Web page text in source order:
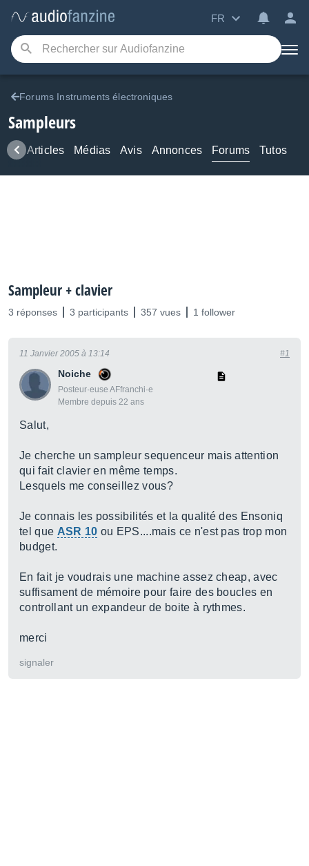
FR
Forums Instruments électroniques
Sampleurs
Articles Médias Avis Annonces Forums Tutos
Sampleur + clavier
3 réponses 3 participants 357 vues 1 follower
Noiche
Posteur·euse AFfranchi·e
Membre depuis 22 ans
11 Janvier 2005 à 13:14 #1
Salut,
Je cherche un sampleur sequenceur mais attention
qui fait clavier en même temps.
Lesquels me conseillez vous?
Je connais les possibilités et la qualité des Ensoniq
tel que ASR 10 ou EPS....mais ce n'est pas trop mon
budget.
En fait je voudrais une machine assez cheap, avec
suffisament de mémoire pour faire des boucles en
controllant un expandeur de boite à rythmes.
merci
signaler